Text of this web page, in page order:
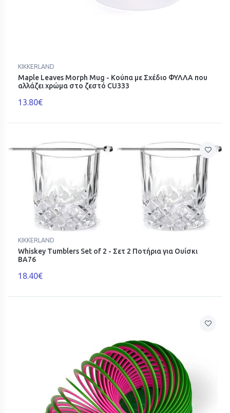
KIKKERLAND
Maple Leaves Morph Mug - Κούπα με Σχέδιο ΦΥΛΛΑ που
αλλάζει χρώμα στο ζεστό CU333
13.80€
KIKKERLAND
Whiskey Tumblers Set of 2 - Σετ 2 Ποτήρια για Ουίσκι
BA76
18.40€